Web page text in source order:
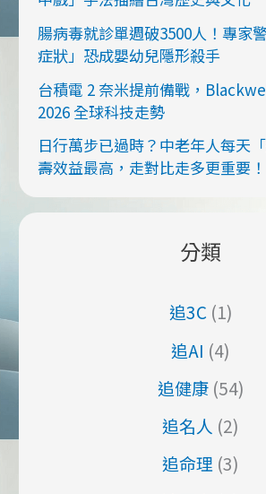
腸病毒就診單週破3500人！專家
症狀」恐成嬰幼兒隱形殺手
台積電 2 奈米提前備戰，
2026 全球科技走勢
日行萬步已過時？中老年人每天
壽效益最高，走對比走多更重要！
分類
追3C (1)
追AI (4)
追健康(54)
追名人 (2)
追命理 (3)